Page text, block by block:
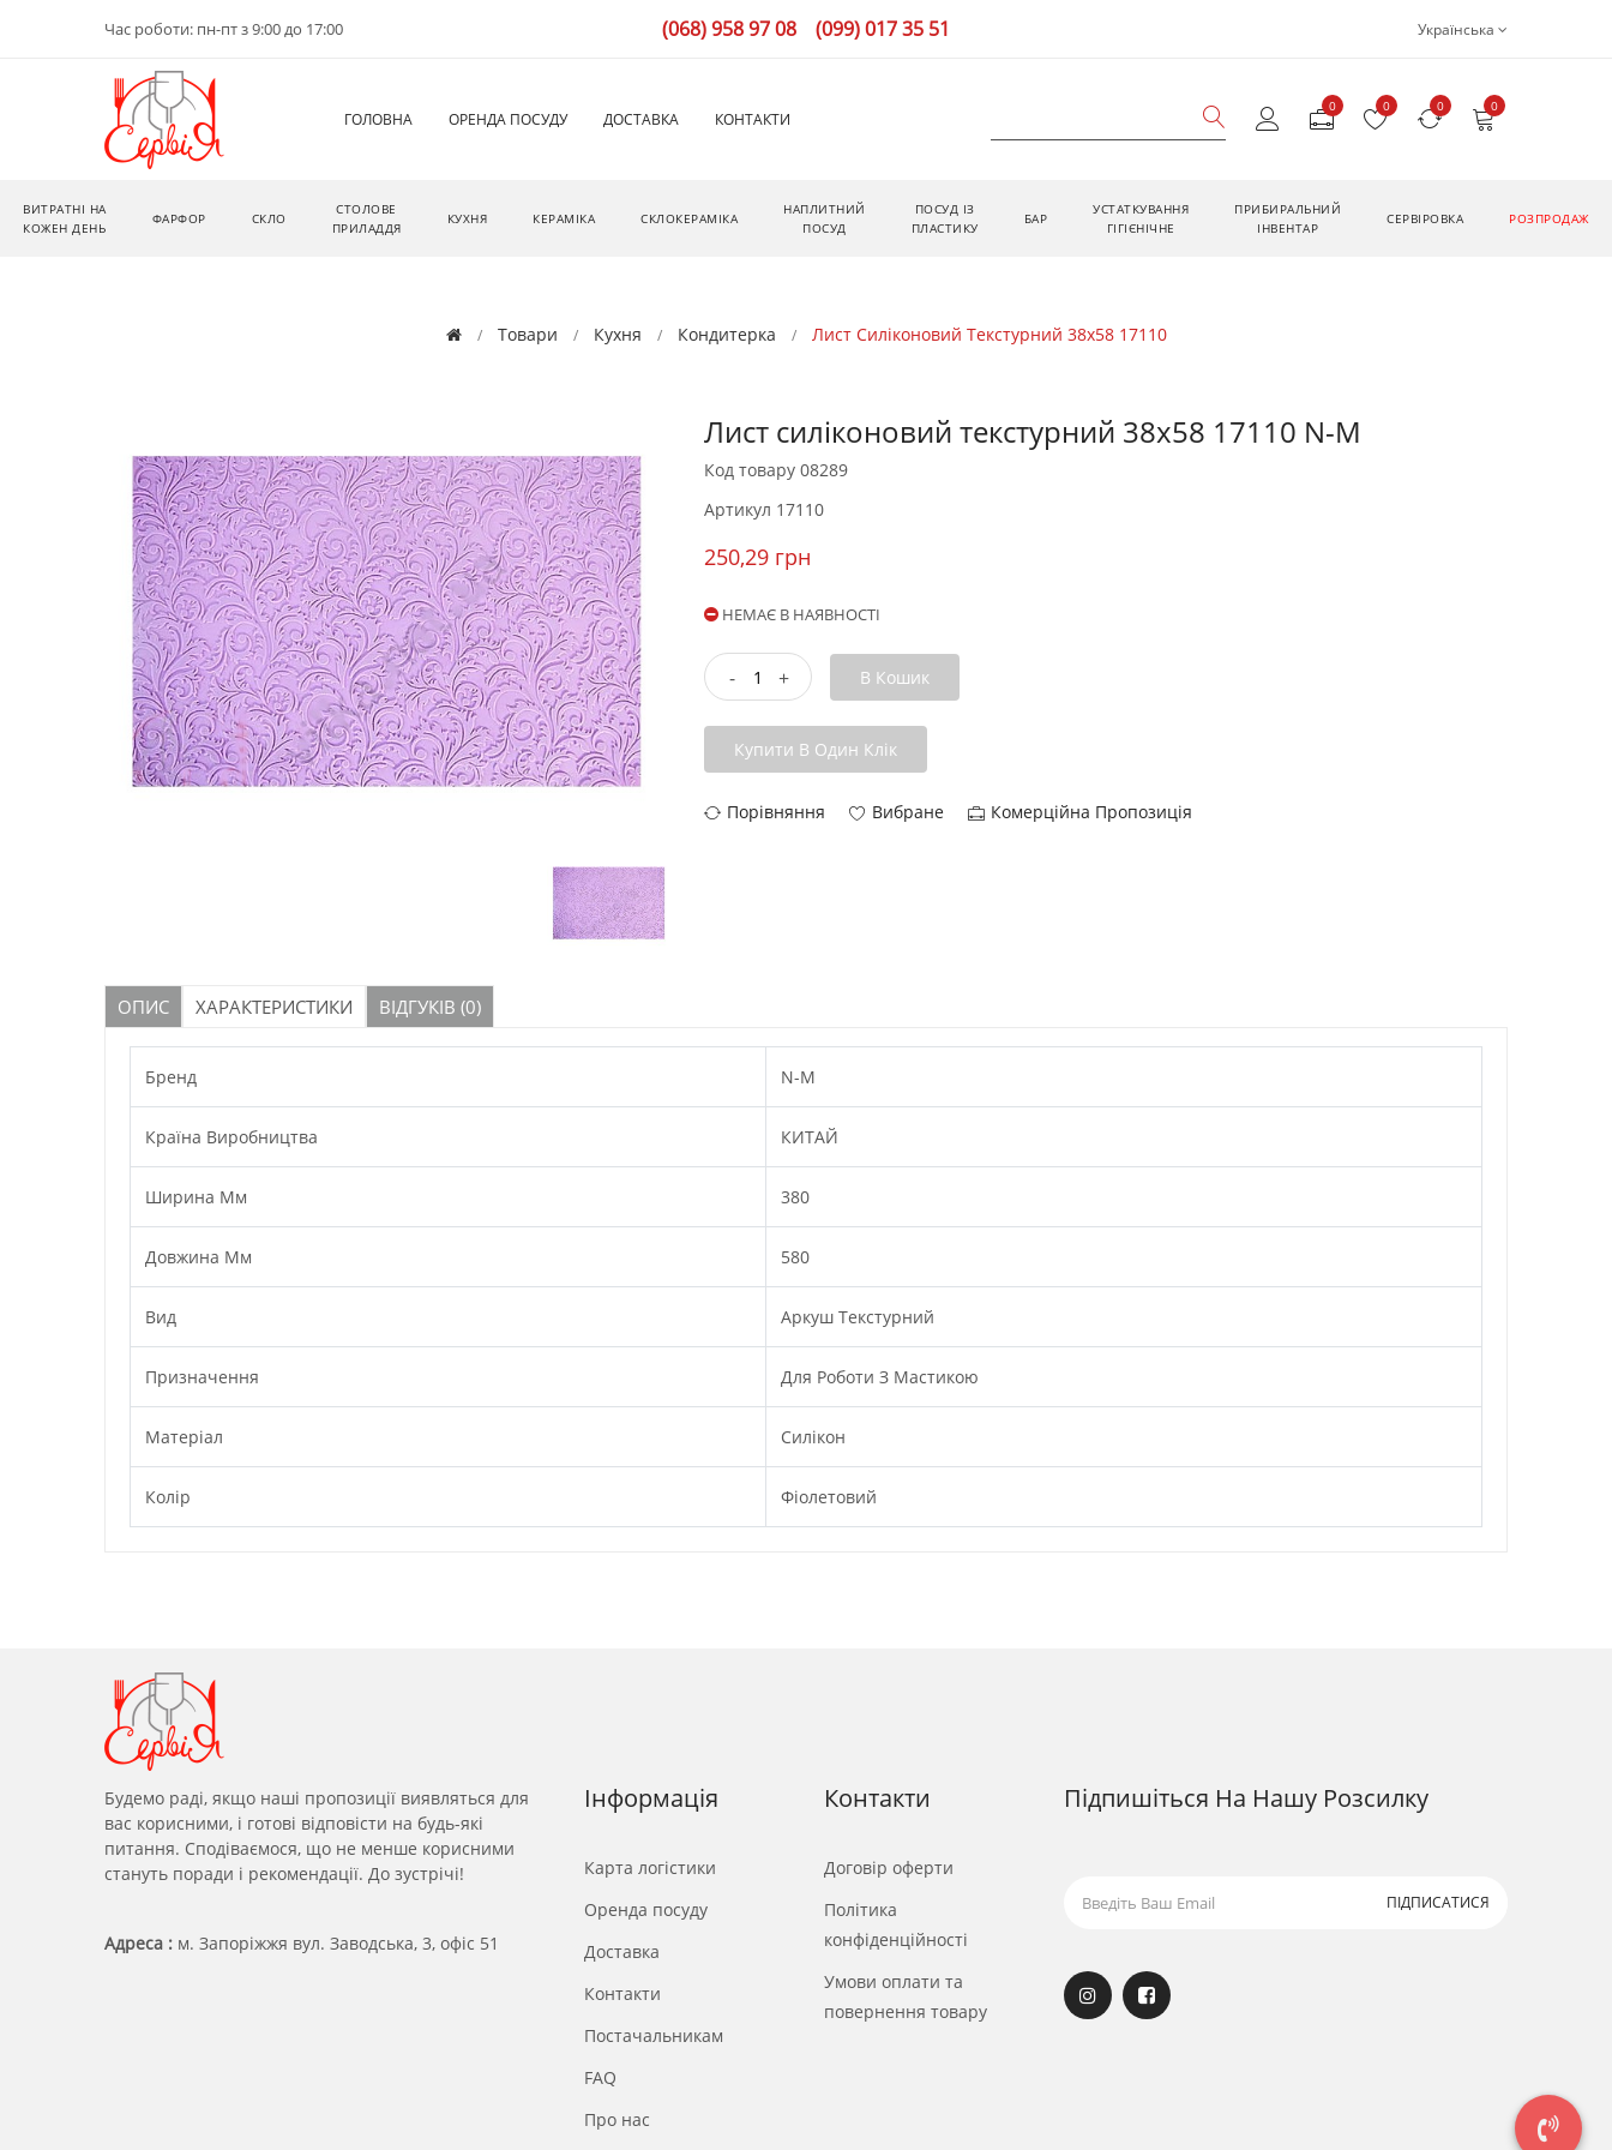
Час роботи: пн-пт з 9:00 до 17:00 (068) 958 97 08 (099) 017 35 51 Українська
ГОЛОВНА ОРЕНДА ПОСУДУ ДОСТАВКА КОНТАКТИ
0 0 0 0
ВИТРАТНІ НА
КОЖЕН ДЕНЬ
ФАРФОР СКЛО
СТОЛОВЕ
ПРИЛАДДЯ
КУХНЯ КЕРАМІКА СКЛОКЕРАМІКА
НАПЛИТНИЙ
ПОСУД
ПОСУД ІЗ
ПЛАСТИКУ
БАР
УСТАТКУВАННЯ
ГІГІЄНІЧНЕ
ПРИБИРАЛЬНИЙ
ІНВЕНТАР
CЕРВІРОВКА РОЗПРОДАЖ
Товари Кухня Кондитерка Лист Силіконовий Текстурний 38х58 17110
Лист силіконовий текстурний 38х58 17110 N-M
Код товару 08289
Артикул 17110
250,29 грн
НЕМАЄ В НАЯВНОСТІ
- + В Кошик
Купити В Один Клік
Порівняння Вибране Комерційна Пропозиція
ОПИС ХАРАКТЕРИСТИКИ ВІДГУКІВ (0)
Бренд N-M
Країна Виробництва КИТАЙ
Ширина Мм 380
Довжина Мм 580
Вид Аркуш Текстурний
Призначення Для Роботи З Мастикою
Матеріал Силікон
Колір Фіолетовий
Будемо раді, якщо наші пропозиції виявляться для
вас корисними, і готові відповісти на будь-які
питання. Сподіваємося, що не менше корисними
стануть поради і рекомендації. До зустрічі!
Адреса : м. Запоріжжя вул. Заводська, 3, офіс 51
Інформація
Карта логістики
Оренда посуду
Доставка
Контакти
Постачальникам
FAQ
Про нас
Контакти
Договір оферти
Політика
конфіденційності
Умови оплати та
повернення товару
Підпишіться На Нашу Розсилку
ПІДПИСАТИСЯ